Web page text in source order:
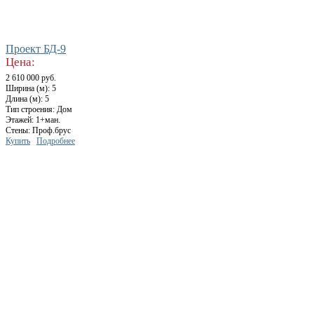
Проект БД-9
Цена:
2 610 000 руб.
Ширина (м): 5
Длина (м): 5
Тип строения: Дом
Этажей: 1+ман.
Стены: Проф.брус
Купить
Подробнее